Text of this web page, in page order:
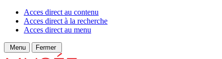
Acces direct au contenu
Acces direct à la recherche
Acces direct au menu
Menu Fermer